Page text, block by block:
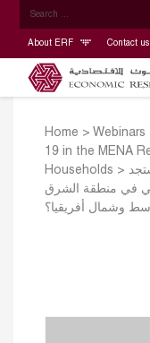
About ERF Contact us
Home > Webinars
19 in the MENA
Households >
في منطقة الشرق
وشمال أفريقيا؟